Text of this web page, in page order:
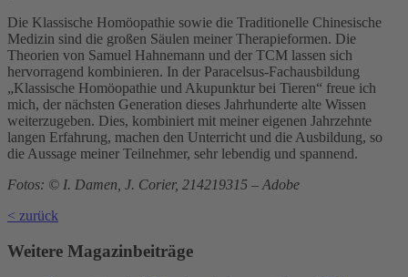
Die Klassische Homöopathie sowie die Traditionelle Chinesische
Medizin sind die großen Säulen meiner Therapieformen. Die
Theorien von Samuel Hahnemann und der TCM lassen sich
hervorragend kombinieren. In der Paracelsus-Fachausbildung
„Klassische Homöopathie und Akupunktur bei Tieren“ freue ich
mich, der nächsten Generation dieses Jahrhunderte alte Wissen
weiterzugeben. Dies, kombiniert mit meiner eigenen Jahrzehnte
langen Erfahrung, machen den Unterricht und die Ausbildung, so
die Aussage meiner Teilnehmer, sehr lebendig und spannend.
Fotos: © I. Damen, J. Corier, 214219315 – Adobe
< zurück
Weitere Magazinbeiträge